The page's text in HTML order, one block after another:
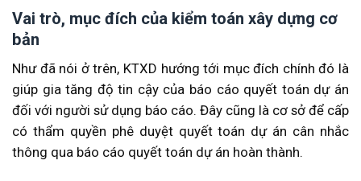
Network
Vai trò, mục đích của kiểm toán xây dựng cơ
bản
Như đã nói ở trên, KTXD hướng tới mục đích chính đó là
giúp gia tăng độ tin cậy của báo cáo quyết toán dự án
đối với người sử dụng báo cáo. Đây cũng là cơ sở để cấp
có thẩm quyền phê duyệt quyết toán dự án cân nhắc
thông qua báo cáo quyết toán dự án hoàn thành.